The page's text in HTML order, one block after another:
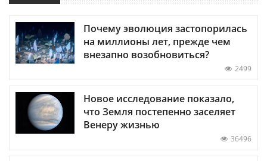
Почему эволюция застопорилась
на миллионы лет, прежде чем
внезапно возобновиться?
2499
Новое исследование показало,
что Земля постепенно заселяет
Венеру жизнью
36496